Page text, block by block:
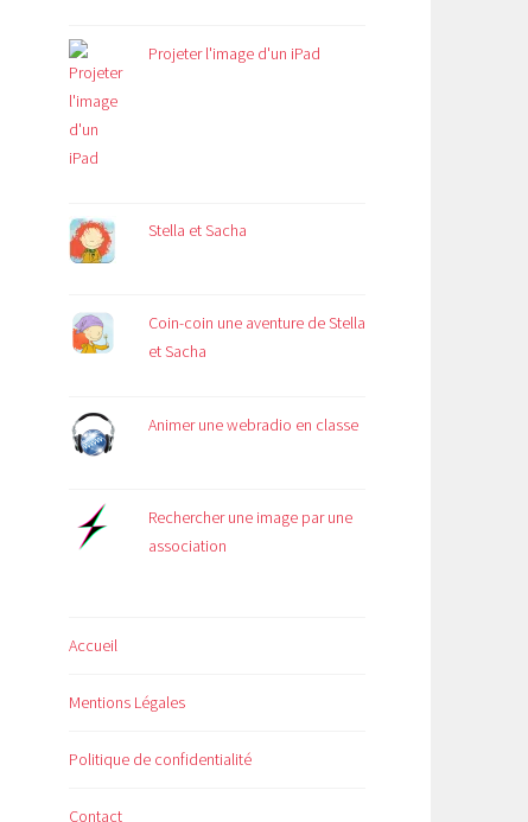
Projeter l'image d'un iPad
Stella et Sacha
Coin-coin une aventure de Stella
et Sacha
Animer une webradio en classe
Rechercher une image par une
association
Accueil
Mentions Légales
Politique de confidentialité
Contact